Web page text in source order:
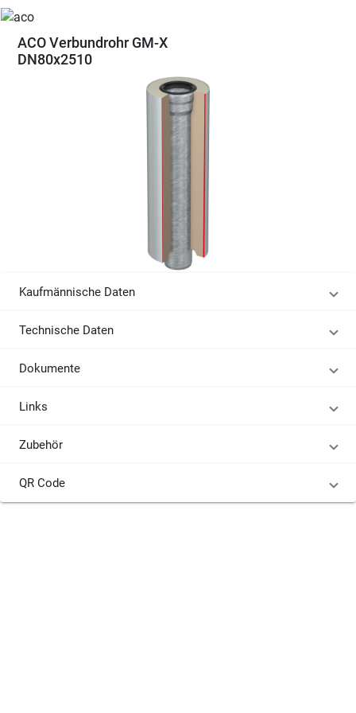
ACO Verbundrohr GM-X
DN80x2510
Kaufmännische Daten
Technische Daten
Dokumente
Links
Zubehör
QR Code